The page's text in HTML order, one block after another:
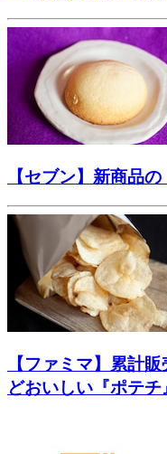
【セブン】新商品
【ファミマ】累計
どおいしい『ポテチ